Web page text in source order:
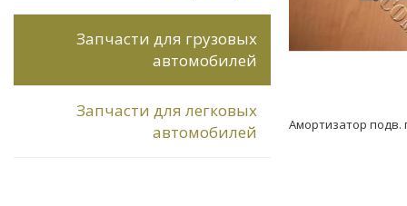
Запчасти для грузовых
автомобилей
Запчасти для легковых
автомобилей
Амортизатор подв.